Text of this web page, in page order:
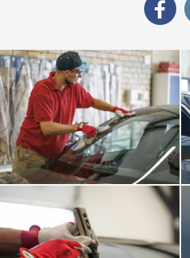
remontdarbiem, lai
servisa
Macs X stenda ievērojot visas
Kalibrēšana tiek veikta, lai
pēc vējstikla maiņas vai citiem
priekš tādām sistēmām kā
automātiskā
*Pašrisks tiek noteikts saskaņā